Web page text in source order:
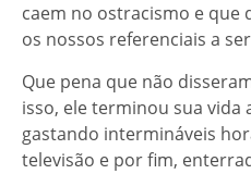
caem no ostracismo e que
os nossos referenciais a
Que pena que não
isso, ele terminou sua
gastando intermináveis
televisão e por fim,